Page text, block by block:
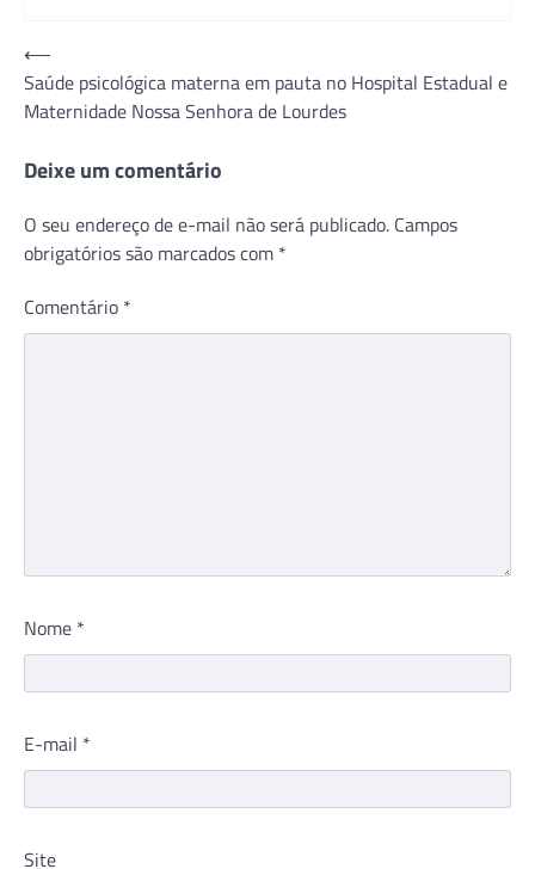
Navegação
de
Post
⟵
Saúde psicológica materna em pauta no Hospital Estadual e
Maternidade Nossa Senhora de Lourdes
Deixe um comentário
O seu endereço de e-mail não será publicado. Campos
obrigatórios são marcados com *
Comentário *
Nome *
E-mail *
Site